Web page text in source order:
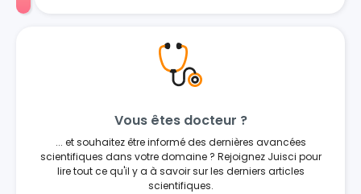
Vous êtes docteur ?
... et souhaitez être informé des dernières avancées
scientifiques dans votre domaine ? Rejoignez Juisci pour
lire tout ce qu'il y a à savoir sur les derniers articles
scientifiques.